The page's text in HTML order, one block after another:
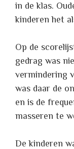
in de klas.
kinderen het
Op de
gedrag was
vermindering
was daar de
en is de
masseren te
De kinderen